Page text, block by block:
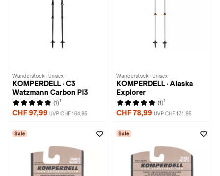
Wanderstock · Unisex
KOMPERDELL · C3
Watzmann Carbon Pl3
(1) 1
CHF 97,99 UVP CHF 164,95
Wanderstock · Unisex
KOMPERDELL · Alaska
Explorer
(1) 1
CHF 78,99 UVP CHF 131,95
Sale Sale